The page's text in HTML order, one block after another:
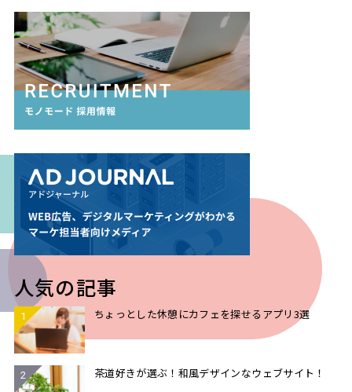
人気の記事
ちょっとした休憩にカフェを探せるアプリ3選
茶道好きが選ぶ！和風デザインなウェブサイト！